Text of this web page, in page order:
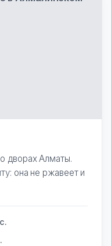
дворах Алматы.
она не ржавеет и